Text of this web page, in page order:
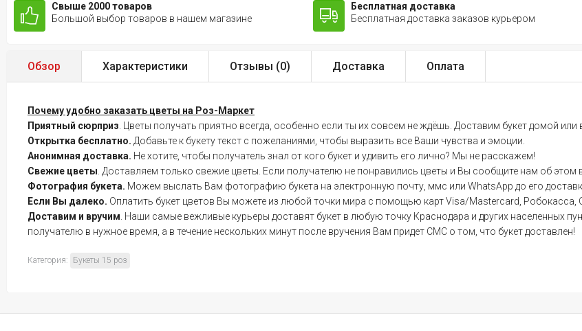
Свыше 2000 товаров
Большой выбор товаров в нашем магазине
Бесплатная доставка
Бесплатная доставка заказов курьером
Обзор Характеристики Отзывы (0) Доставка Оплата
Почему удобно заказать цветы на Роз-Маркет
Приятный сюрприз . Цветы получать приятно всегда, особенно если ты их совсем не ждёшь. Доставим букет домой
Открытка бесплатно. Добавьте к букету текст с пожеланиями, чтобы выразить все Ваши чувства и эмоции.
Анонимная доставка. Не хотите, чтобы получатель знал от кого букет и удивить его лично? Мы не расскажем!
Свежие цветы . Доставляем только свежие цветы. Если получателю не понравились цветы и Вы сообщите нам об этом
Фотография букета. Можем выслать Вам фотографию букета на электронную почту, ммс или WhatsApp до его
Если Вы далеко. Оплатить букет цветов Вы можете из любой точки мира с помощью карт Visa/Mastercard, Робокасса,
Доставим и вручим . Наши самые вежливые курьеры доставят букет в любую точку Краснодара и других населенных
получателю в нужное время, а в течение нескольких минут после вручения Вам придет СМС о том, что букет доставлен!
Категория: Букеты 15 роз